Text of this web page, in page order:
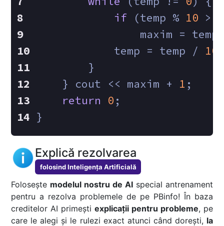
if (temp % 10 >
maxim =
            temp = temp /
10
        }
    } cout << maxim +
1 ;
return
0 ;
}
Explică rezolvarea
folosind Inteligența Artificială
Folosește modelul nostru de AIspecial antrenament
pentru a rezolva problemele de pe PBinfo! În baza
creditelor AI primești explicații pentru probleme, pe
care le alegi și le rulezi exact atunci când dorești, la